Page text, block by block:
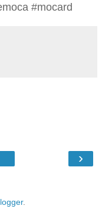
#mocard
›
.